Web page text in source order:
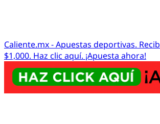
Caliente.mx - Apuestas deportivas.
$1,000. Haz clic aquí. ¡Apuesta ahora!